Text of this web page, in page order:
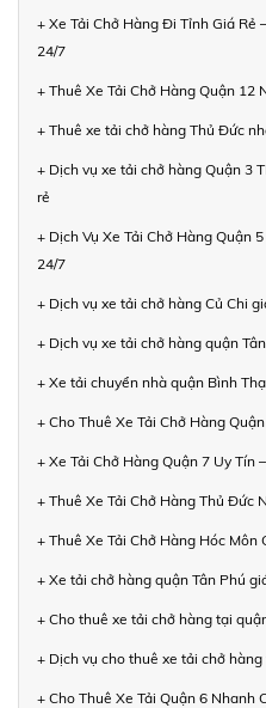
+ Xe Tải Chở Hàng Đi Tỉnh Giá Rẻ
24/7
+ Thuê Xe Tải Chở Hàng Quận 12
+ Thuê xe tải chở hàng Thủ Đức
+ Dịch vụ xe tải chở hàng Quận 3
rẻ
+ Dịch Vụ Xe Tải Chở Hàng Quận
24/7
+ Dịch vụ xe tải chở hàng Củ Chi
+ Dịch vụ xe tải chở hàng quận
+ Xe tải chuyển nhà quận Bình
+ Cho Thuê Xe Tải Chở Hàng
+ Xe Tải Chở Hàng Quận 7 Uy Tín
+ Thuê Xe Tải Chở Hàng Thủ Đức
+ Thuê Xe Tải Chở Hàng Hóc Môn
+ Xe tải chở hàng quận Tân Phú
+ Cho thuê xe tải chở hàng tại
+ Dịch vụ cho thuê xe tải chở
+ Cho Thuê Xe Tải Quận 6 Nhanh